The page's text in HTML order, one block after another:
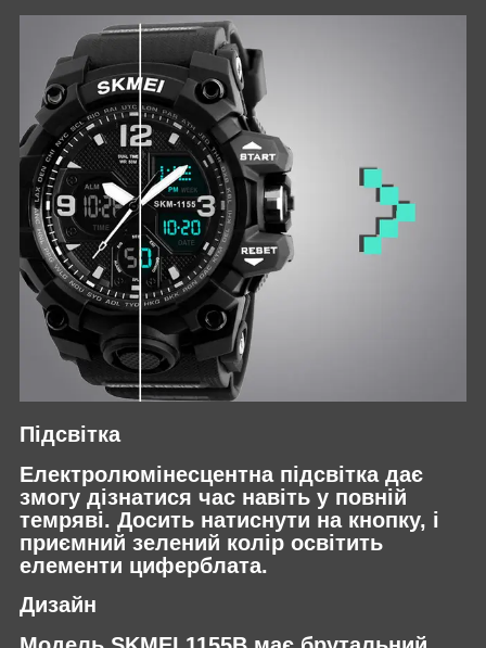
Підсвітка
Електролюмінесцентна підсвітка дає
змогу дізнатися час навіть у повній
темряві. Досить натиснути на кнопку, і
приємний зелений колір освітить
елементи циферблата.
Дизайн